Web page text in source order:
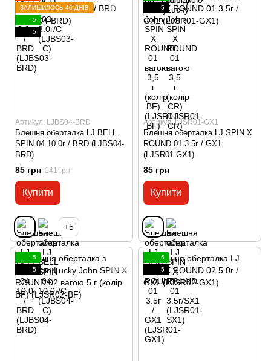
ЗАЛИШИЛОСЬ 46 ДНІВ
5
5
Артикул: LJBS04-BRD
Блешня оберталка LJ BELL
SPIN 04 10.0г / BRD (LJBS04-
BRD)
85 грн 141 грн
Купити
+5
5
Артикул: LJSR01-GX1
Блешня оберталка LJ SPIN X
ROUND 01 3.5г / GX1
(LJSR01-GX1)
85 грн
Купити
5
5
5
5